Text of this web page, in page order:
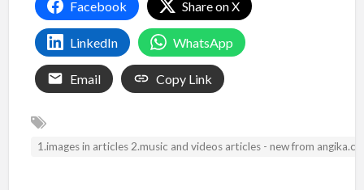
Facebook Share on X
LinkedIn WhatsApp
Email Copy Link
1.images in articles 2.music and videos articles - new from